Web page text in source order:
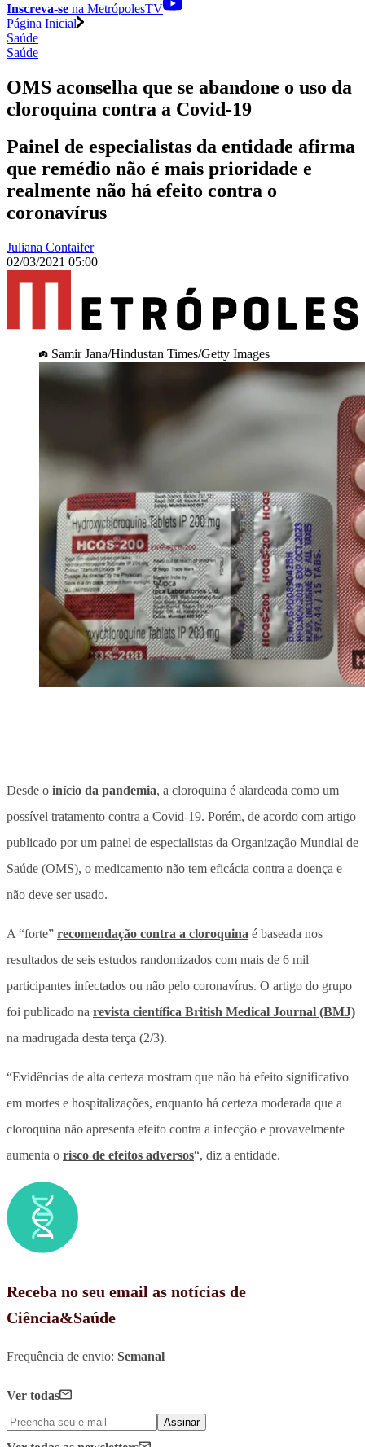
Inscreva-se na MetrópolesTV
Página Inicial
Saúde
Saúde
OMS aconselha que se abandone o uso da
cloroquina contra a Covid-19
Painel de especialistas da entidade afirma
que remédio não é mais prioridade e
realmente não há efeito contra o
coronavírus
Juliana Contaifer
02/03/2021 05:00
Samir Jana/Hindustan Times/Getty Images
Desde o início da pandemia, a cloroquina é alardeada como um
possível tratamento contra a Covid-19. Porém, de acordo com artigo
publicado por um painel de especialistas da Organização Mundial de
Saúde (OMS), o medicamento não tem eficácia contra a doença e
não deve ser usado.
A “forte” recomendação contra a cloroquina é baseada nos
resultados de seis estudos randomizados com mais de 6 mil
participantes infectados ou não pelo coronavírus. O artigo do grupo
foi publicado na revista científica British Medical Journal (BMJ)
na madrugada desta terça (2/3).
“Evidências de alta certeza mostram que não há efeito significativo
em mortes e hospitalizações, enquanto há certeza moderada que a
cloroquina não apresenta efeito contra a infecção e provavelmente
aumenta o risco de efeitos adversos“, diz a entidade.
Receba no seu email as notícias de
Ciência&Saúde
Frequência de envio: Semanal
Ver todas
Assinar